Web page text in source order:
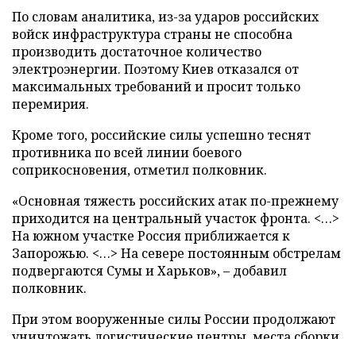
По словам аналитика, из-за ударов российских
войск инфраструктура страны не способна
производить достаточное количество
электроэнергии. Поэтому Киев отказался от
максимальных требований и просит только
перемирия.
Кроме того, российские силы успешно теснят
противника по всей линии боевого
соприкосновения, отметил полковник.
«Основная тяжесть российских атак по-прежнему
приходится на центральный участок фронта. <…>
На южном участке Россия приближается к
Запорожью. <…> На севере постоянным обстрелам
подвергаются Сумы и Харьков», – добавил
полковник.
При этом вооруженные силы России продолжают